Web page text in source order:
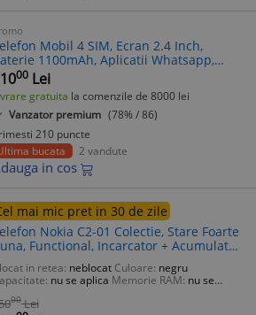
Mobil 4 SIM, Ecran 2.4 Inch,
1100mAh, Aplicatii Whatsapp,
Usor de Utilizat
00 Lei
gratuita la comenzile de 8000 lei
Vanzator premium (78% / 86)
210 puncte
bucata
2 vandute
in cos
mai mic pret in 30 de zile
Nokia C2-01 Colectie, Stare Foarte
Functional, Incarcator + Acumulator
in retea: neblocat Culoare: negru
nu se aplica Memorie RAM: nu se
00 Lei